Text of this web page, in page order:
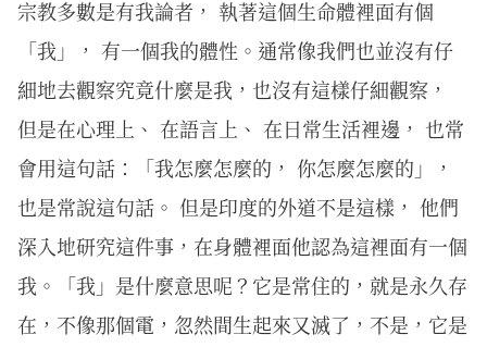
宗教多數是有我論者， 執著這個生命體裡面有個
「我」， 有一個我的體性。通常像我們也並沒有仔
細地去觀察究竟什麼是我，也沒有這樣仔細觀察，
但是在心理上、 在語言上、 在日常生活裡邊， 也常
會用這句話：「我怎麼怎麼的， 你怎麼怎麼的」，
也是常說這句話。 但是印度的外道不是這樣， 他們
深入地研究這件事，在身體裡面他認為這裡面有一個
我。「我」是什麼意思呢？它是常住的，就是永久存
在，不像那個電，忽然間生起來又滅了，不是，它是